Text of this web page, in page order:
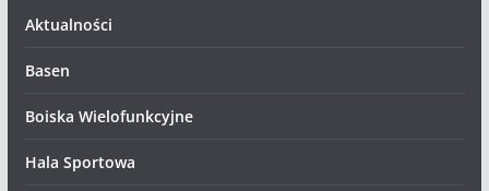
Aktualności
Basen
Boiska Wielofunkcyjne
Hala Sportowa